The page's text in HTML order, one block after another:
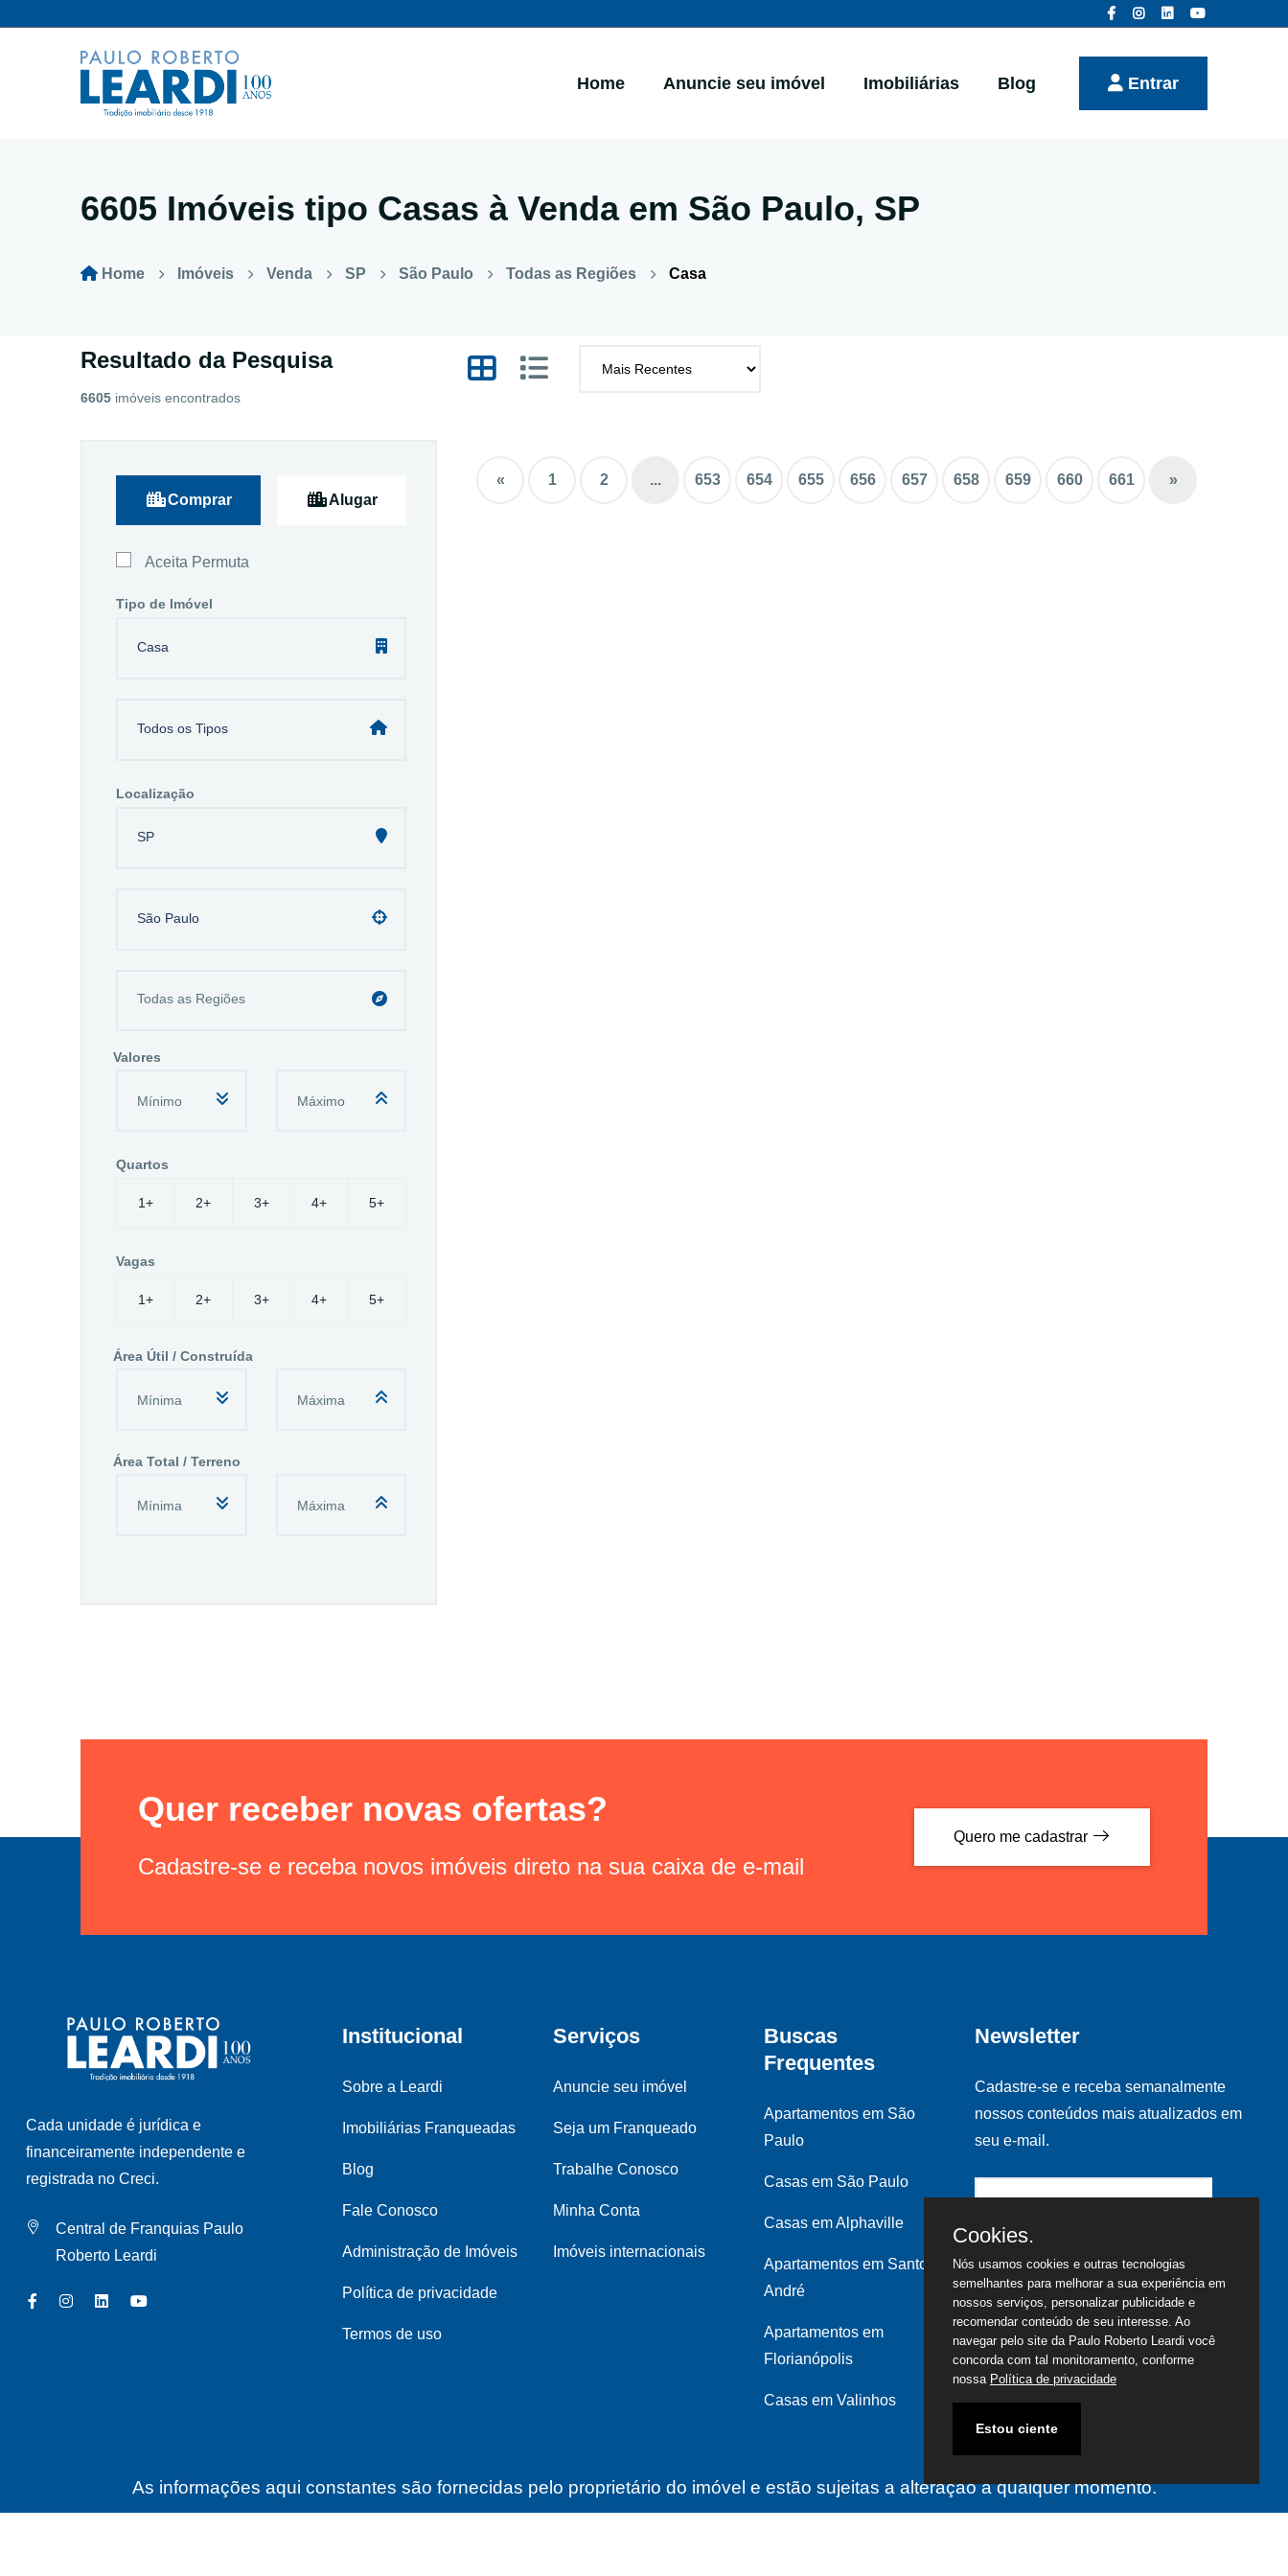
Home Anuncie seu imóvel Imobiliárias Blog Entrar
6605 Imóveis tipo Casas à Venda em São Paulo, SP
Home Imóveis Venda SP São Paulo Todas as Regiões Casa
Resultado da Pesquisa
6605 imóveis encontrados
Comprar Alugar
Aceita Permuta
Tipo de Imóvel
Casa
Todos os Tipos
Localização
SP
São Paulo
Valores
Quartos
1+ 2+ 3+ 4+ 5+
Vagas
1+ 2+ 3+ 4+ 5+
Área Útil / Construída
Área Total / Terreno
« 1 2 ... 653 654 655 656 657 658 659 660 661 »
Quer receber novas ofertas?
Cadastre-se e receba novos imóveis direto na sua caixa de e-mail
Quero me cadastrar
Cada unidade é jurídica e
financeiramente independente e
registrada no Creci.
Central de Franquias Paulo
Roberto Leardi
Institucional
Sobre a Leardi
Imobiliárias Franqueadas
Blog
Fale Conosco
Administração de Imóveis
Política de privacidade
Termos de uso
Serviços
Anuncie seu imóvel
Seja um Franqueado
Trabalhe Conosco
Minha Conta
Imóveis internacionais
Buscas
Frequentes
Apartamentos em São
Paulo
Casas em São Paulo
Casas em Alphaville
Apartamentos em Santo
André
Apartamentos em
Florianópolis
Casas em Valinhos
Newsletter
Cadastre-se e receba semanalmente
nossos conteúdos mais atualizados em
seu e-mail.
As informações aqui constantes são fornecidas pelo proprietário do imóvel e estão sujeitas a alteração a qualquer momento.
Cookies.
Nós usamos cookies e outras tecnologias
semelhantes para melhorar a sua experiência em
nossos serviços, personalizar publicidade e
recomendar conteúdo de seu interesse. Ao
navegar pelo site da Paulo Roberto Leardi você
concorda com tal monitoramento, conforme
nossa Política de privacidade
Estou ciente